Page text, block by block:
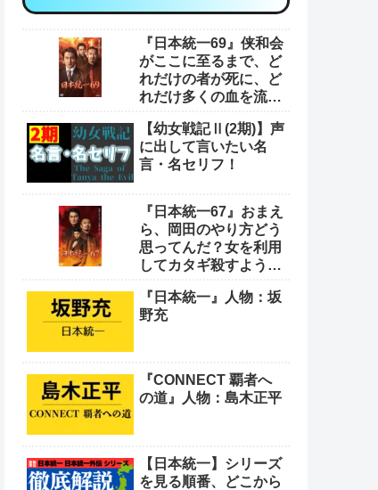
『日本統一69』侠和会
がここに至るまで、ど
れだけの者が死に、ど
れだけ多くの血を流し
や！
【幼女戦記Ⅱ(2期)】声
に出して言いたい名
言・名セリフ！
『日本統一67』おまえ
ら、岡田のやり方どう
思ってんだ？女を利用
してカタギ殺すような
『日本統一』人物：坂
野充
『CONNECT 覇者へ
の道』人物：島木正平
【日本統一】シリーズ
を見る順番、どこから